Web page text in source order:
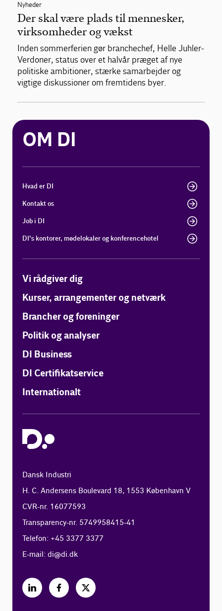
Nyheder
Der skal være plads til mennesker,
virksomheder og vækst
Inden sommerferien gør branchechef, Helle Juhler-
Verdoner, status over et halvår præget af nye
politiske ambitioner, stærke samarbejder og
vigtige diskussioner om fremtidens byer.
OM DI
Hvad er DI
Kontakt os
Job i DI
DI's kontorer, mødelokaler og konferencehotel
Vi rådgiver dig
Kurser, arrangementer og netværk
Brancher og foreninger
Politik og analyser
DI Business
DI Certifikatservice
Internationalt
Dansk Industri
H. C. Andersens Boulevard 18, 1553 København V
CVR-nr. 16077593
Transparency-nr. 5749958415-41
Telefon: +45 3377 3377
E-mail:di@di.dk